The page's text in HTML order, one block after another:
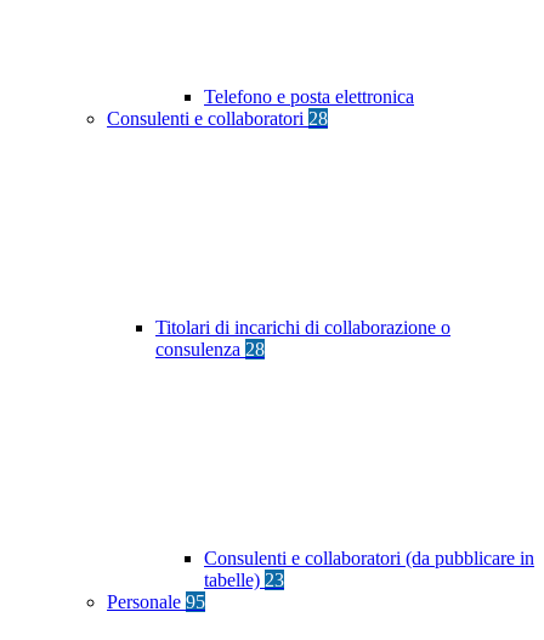
Telefono e posta elettronica
Consulenti e collaboratori 28
Titolari di incarichi di collaborazione o
consulenza 28
Consulenti e collaboratori (da pubblicare in
tabelle) 23
Personale 95